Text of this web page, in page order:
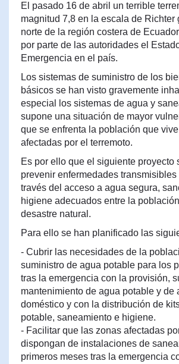
El pasado 16 de abril un terrible
magnitud 7,8 en la escala de Richter
norte de la región costera de
por parte de las autoridades el
Emergencia en el país.
Los sistemas de suministro de los
básicos se han visto gravemente
especial los sistemas de agua y
supone una situación de mayor
que se enfrenta la población que
afectadas por el terremoto.
Es por ello que el siguiente proyecto
prevenir enfermedades transmisibles
través del acceso a agua segura,
higiene adecuados entre la
desastre natural.
Para ello se han planificado las
- Cubrir las necesidades de la
suministro de agua potable para los
tras la emergencia con la provisión,
mantenimiento de agua potable y de
doméstico y con la distribución de
potable, saneamiento e higiene.
- Facilitar que las zonas afectadas
dispongan de instalaciones de
primeros meses tras la emergencia